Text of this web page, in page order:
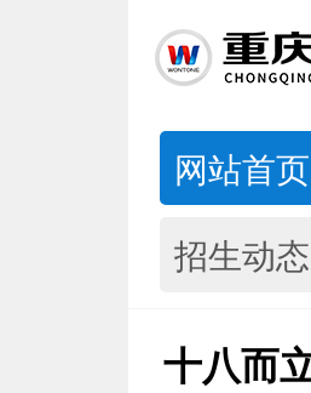
网站首页
招生动态
十八而